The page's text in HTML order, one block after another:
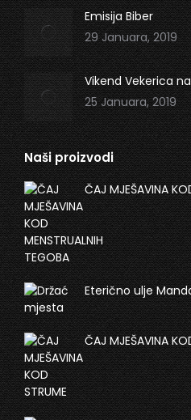
Emisija Biber
29 Januara, 2019
Vikend Vekerica
25 Januara, 2019
Naši proizvodi
ČAJ MJEŠAVINA
Eterično ulje
ČAJ MJEŠAVINA